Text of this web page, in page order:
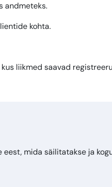
andmeteks.
kohta.
liikmed saavad
mida säilitatakse ja